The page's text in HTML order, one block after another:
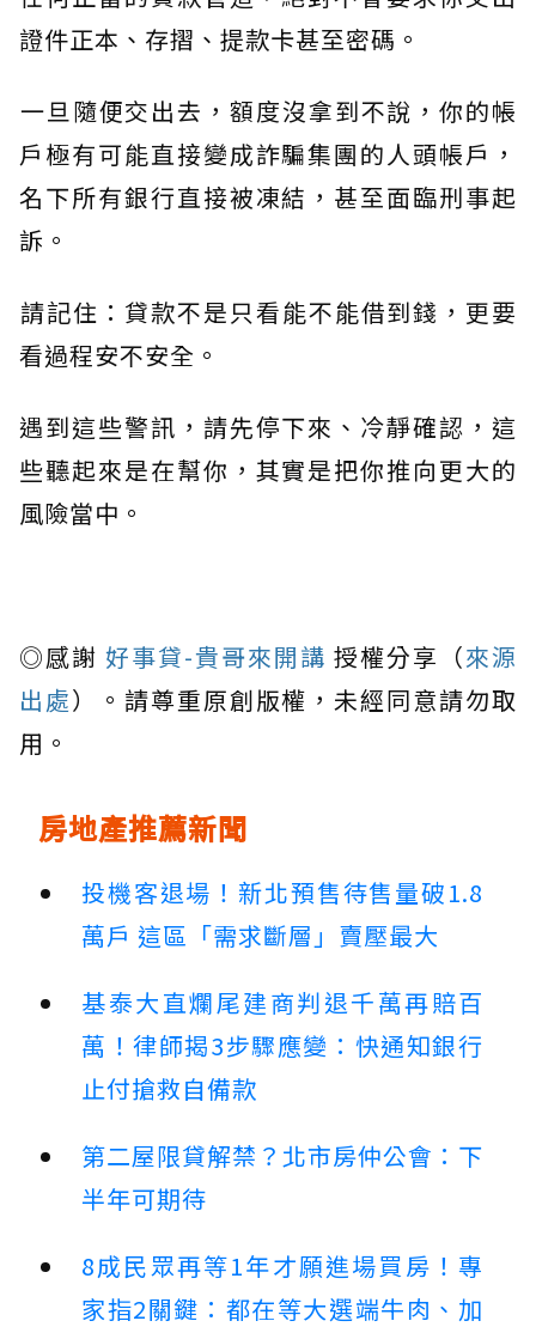
證件正本、存摺、提款卡甚至密碼。
​一旦隨便交出去，額度沒拿到不說，你的帳
戶極有可能直接變成詐騙集團的人頭帳戶，
名下所有銀行直接被凍結，甚至面臨刑事起
訴。
​請記住：貸款不是只看能不能借到錢，更要
看過程安不安全。
遇到這些警訊，請先停下來、冷靜確認，這
些聽起來是在幫你，其實是把你推向更大的
風險當中。
◎感謝 好事貸-貴哥來開講 授權分享（來源
出處）。請尊重原創版權，未經同意請勿取
用。
房地產推薦新聞
投機客退場！新北預售待售量破1.8
萬戶 這區「需求斷層」賣壓最大
基泰大直爛尾建商判退千萬再賠百
萬！律師揭3步驟應變：快通知銀行
止付搶救自備款
第二屋限貸解禁？北市房仲公會：下
半年可期待
8成民眾再等1年才願進場買房！專
家指2關鍵：都在等大選端牛肉、加